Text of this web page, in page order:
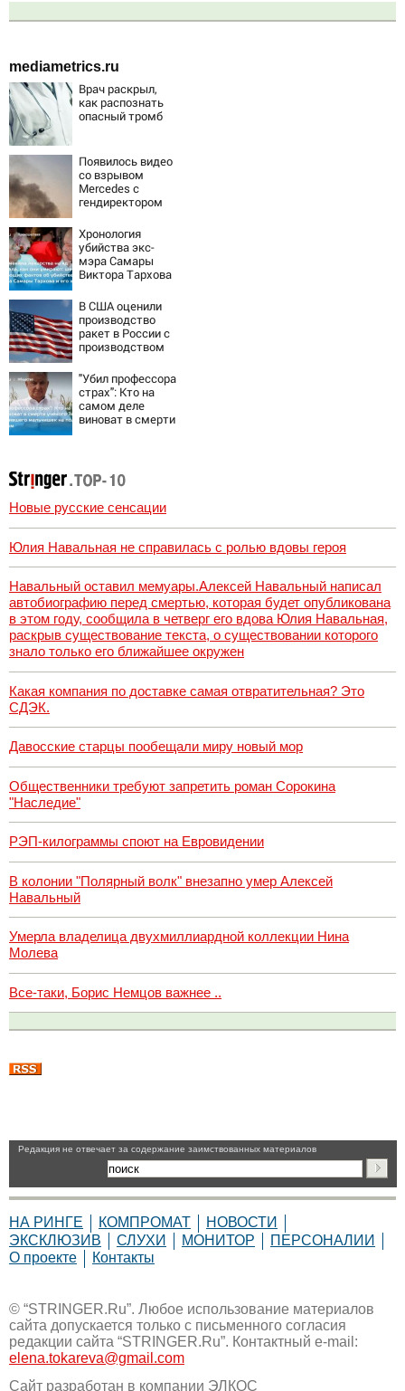
mediametrics.ru
Врач раскрыл,
как распознать
опасный тромб
Появилось видео
со взрывом
Mercedes с
гендиректором
» на Урале
Хронология
убийства экс-
мэра Самары
Виктора Тархова
шокирующих
фактов, новые
подробности
В США оценили
производство
ракет в России с
производством
"Убил профессора
страх": Кто на
самом деле
виноват в смерти
поле с горохом
Новые русские сенсации
Юлия Навальная не справилась с ролью вдовы героя
Навальный оставил мемуары.Алексей Навальный написал
автобиографию перед смертью, которая будет опубликована
в этом году, сообщила в четверг его вдова Юлия Навальная,
раскрыв существование текста, о существовании которого
знало только его ближайшее окружен
Какая компания по доставке самая отвратительная? Это
СДЭК.
Давосские старцы пообещали миру новый мор
Общественники требуют запретить роман Сорокина
"Наследие"
РЭП-килограммы споют на Евровидении
В колонии "Полярный волк" внезапно умер Алексей
Навальный
Умерла владелица двухмиллиардной коллекции Нина
Молева
Все-таки, Борис Немцов важнее ..
Pедакция не отвечает за содержание заимствованных материалов
НА РИНГЕ КОМПРОМАТ
НОВОСТИ
ЭКСКЛЮЗИВ
СЛУХИ МОНИТОР
ПЕРСОНАЛИИ
О проекте
Контакты
© “STRINGER.Ru”. Любое использование материалов
сайта допускается только с письменного согласия
редакции сайта “STRINGER.Ru”. Контактный e-mail:
elena.tokareva@gmail.com
Сайт разработан в компании ЭЛКОС